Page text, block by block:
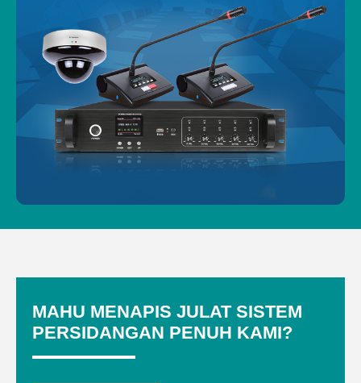
MAHU MENAPIS JULAT SISTEM
PERSIDANGAN PENUH KAMI?